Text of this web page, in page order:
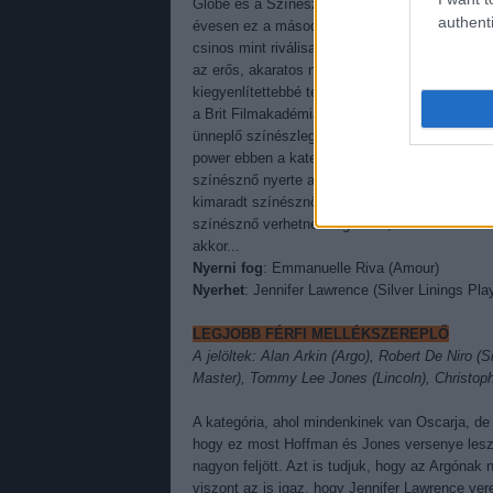
Globe és a Színészszakszervezet díja,
évesen ez a második jelölése. Jessica
csinos mint riválisa, ráadásul övé az a
az erős, akaratos nő. Chastain kezében
kiegyenlítettebbé teszi a versenyt. Szép kis
a Brit Filmakadémia díját, ami ismét
ünneplő színészlegendát. Itt is elő lehetne
power ebben a kategóriában. Mióta a britek
színésznő nyerte az Oscart, aki náluk is
kimaradt színésznő verte meg a korábbi
színésznő verhetné meg Rivát, de ez nem
akkor...
Nyerni fog: Emmanuelle Riva (Amour)
Nyerhet: Jennifer Lawrence (Silver Linings
LEGJOBB FÉRFI MELLÉKSZEREPLŐ
A jelöltek: Alan Arkin (Argo), Robert De Niro
Master), Tommy Lee Jones (Lincoln),
A kategória, ahol mindenkinek van Oscarja,
hogy ez most Hoffman és Jones versenye
nagyon feljött. Azt is tudjuk, hogy az Argónak
viszont az is igaz, hogy Jennifer Lawrence